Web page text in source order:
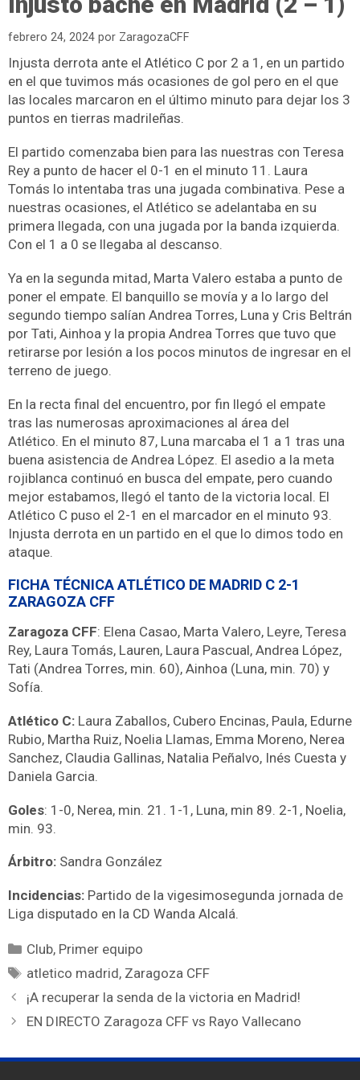
febrero 24, 2024 por ZaragozaCFF
Injusta derrota ante el Atlético C por 2 a 1, en un partido
en el que tuvimos más ocasiones de gol pero en el que
las locales marcaron en el último minuto para dejar los 3
puntos en tierras madrileñas.
El partido comenzaba bien para las nuestras con Teresa
Rey a punto de hacer el 0-1 en el minuto 11. Laura
Tomás lo intentaba tras una jugada combinativa. Pese a
nuestras ocasiones, el Atlético se adelantaba en su
primera llegada, con una jugada por la banda izquierda.
Con el 1 a 0 se llegaba al descanso.
Ya en la segunda mitad, Marta Valero estaba a punto de
poner el empate. El banquillo se movía y a lo largo del
segundo tiempo salían Andrea Torres, Luna y Cris Beltrán
por Tati, Ainhoa y la propia Andrea Torres que tuvo que
retirarse por lesión a los pocos minutos de ingresar en el
terreno de juego.
En la recta final del encuentro, por fin llegó el empate
tras las numerosas aproximaciones al área del
Atlético. En el minuto 87, Luna marcaba el 1 a 1 tras una
buena asistencia de Andrea López. El asedio a la meta
rojiblanca continuó en busca del empate, pero cuando
mejor estabamos, llegó el tanto de la victoria local. El
Atlético C puso el 2-1 en el marcador en el minuto 93.
Injusta derrota en un partido en el que lo dimos todo en
ataque.
FICHA TÉCNICA ATLÉTICO DE MADRID C 2-1
ZARAGOZA CFF
Zaragoza CFF: Elena Casao, Marta Valero, Leyre, Teresa
Rey, Laura Tomás, Lauren, Laura Pascual, Andrea López,
Tati (Andrea Torres, min. 60), Ainhoa (Luna, min. 70) y
Sofía.
Atlético C: Laura Zaballos, Cubero Encinas, Paula, Edurne
Rubio, Martha Ruiz, Noelia Llamas, Emma Moreno, Nerea
Sanchez, Claudia Gallinas, Natalia Peñalvo, Inés Cuesta y
Daniela Garcia.
Goles: 1-0, Nerea, min. 21. 1-1, Luna, min 89. 2-1, Noelia,
min. 93.
Árbitro: Sandra González
Incidencias: Partido de la vigesimosegunda jornada de
Liga disputado en la CD Wanda Alcalá.
Club, Primer equipo
atletico madrid, Zaragoza CFF
¡A recuperar la senda de la victoria en Madrid!
EN DIRECTO Zaragoza CFF vs Rayo Vallecano